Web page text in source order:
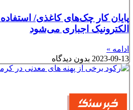
پایان کار چک‌های کاغذی/
الکترونیک اجباری می‌شود
ادامه »
2023-09-13 بدون دیدگاه